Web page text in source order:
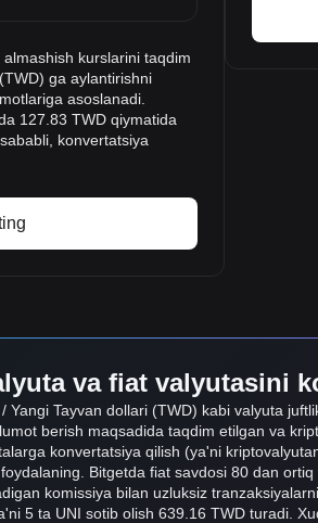
kurslarini taqdim
ga aylantirishni
asoslanadi.
127.83 TWD qiymatida
konvertatsiya
va fiat valyutasini
Tayvan dollari (TWD) kabi valyuta
berish maqsadida taqdim etilgan va
konvertatsiya qilish (ya'ni
Bitgetda fiat savdosi 80 dan
komissiya bilan uzluksiz
5 ta UNI sotib olish 639.16 TWD turadi.